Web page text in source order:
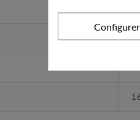
Configurer